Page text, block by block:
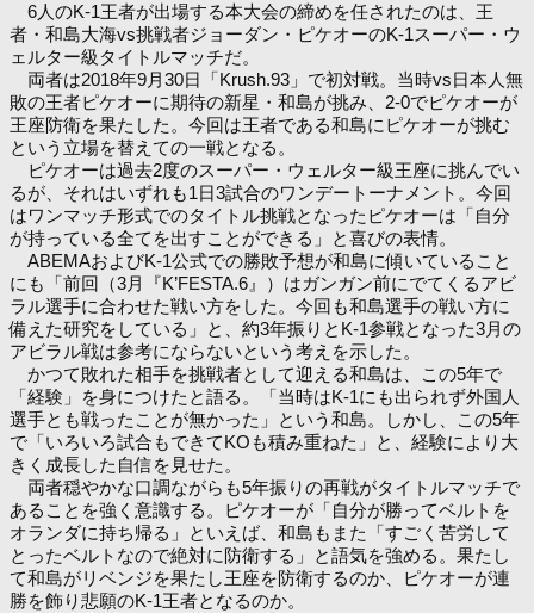
6人のK-1王者が出場する本大会の締めを任されたのは、王
者・和島大海vs挑戦者ジョーダン・ピケオーのK-1スーパー・ウ
ェルター級タイトルマッチだ。
両者は2018年9月30日「Krush.93」で初対戦。当時vs日本人無
敗の王者ピケオーに期待の新星・和島が挑み、2-0でピケオーが
王座防衛を果たした。今回は王者である和島にピケオーが挑む
という立場を替えての一戦となる。
ピケオーは過去2度のスーパー・ウェルター級王座に挑んでい
るが、それはいずれも1日3試合のワンデートーナメント。今回
はワンマッチ形式でのタイトル挑戦となったピケオーは「自分
が持っている全てを出すことができる」と喜びの表情。
ABEMAおよびK-1公式での勝敗予想が和島に傾いていること
にも「前回（3月『K’FESTA.6』）はガンガン前にでてくるアビ
ラル選手に合わせた戦い方をした。今回も和島選手の戦い方に
備えた研究をしている」と、約3年振りとK-1参戦となった3月の
アビラル戦は参考にならないという考えを示した。
かつて敗れた相手を挑戦者として迎える和島は、この5年で
「経験」を身につけたと語る。「当時はK-1にも出られず外国人
選手とも戦ったことが無かった」という和島。しかし、この5年
で「いろいろ試合もできてKOも積み重ねた」と、経験により大
きく成長した自信を見せた。
両者穏やかな口調ながらも5年振りの再戦がタイトルマッチで
あることを強く意識する。ピケオーが「自分が勝ってベルトを
オランダに持ち帰る」といえば、和島もまた「すごく苦労して
とったベルトなので絶対に防衛する」と語気を強める。果たし
て和島がリベンジを果たし王座を防衛するのか、ピケオーが連
勝を飾り悲願のK-1王者となるのか。